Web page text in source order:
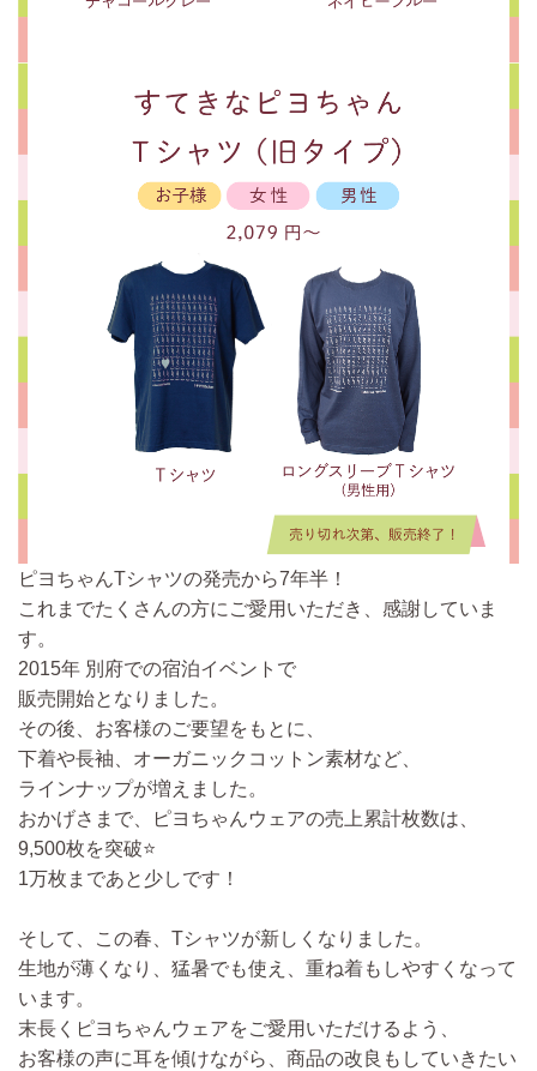
ピヨちゃんTシャツの発売から7年半！
これまでたくさんの方にご愛用いただき、感謝していま
す。
2015年 別府での宿泊イベントで
販売開始となりました。
その後、お客様のご要望をもとに、
下着や長袖、オーガニックコットン素材など、
ラインナップが増えました。
おかげさまで、ピヨちゃんウェアの売上累計枚数は、
9,500枚を突破⭐️
1万枚まであと少しです！
そして、この春、Tシャツが新しくなりました。
生地が薄くなり、猛暑でも使え、重ね着もしやすくなって
います。
末長くピヨちゃんウェアをご愛用いただけるよう、
お客様の声に耳を傾けながら、商品の改良もしていきたい